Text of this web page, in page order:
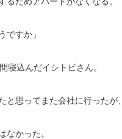
ですか」
寝込んだイシトビさん。
と思ってまた会社に行ったが、
なかった。